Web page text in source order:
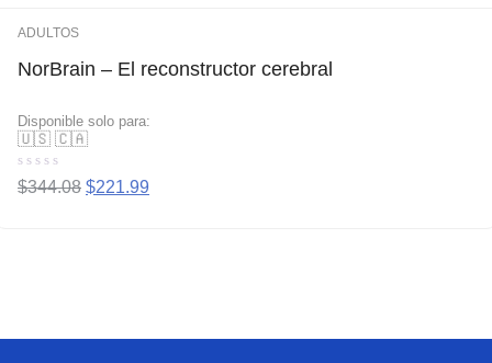
ADULTOS
NorBrain – El reconstructor cerebral
Disponible solo para:
🇺🇸 🇨🇦
Valorado
con
$344.08 $221.99